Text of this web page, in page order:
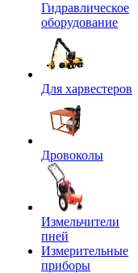
Гидравлическое
оборудование
Для харвестеров
Дровоколы
Измельчители
пней
Измерительные
приборы